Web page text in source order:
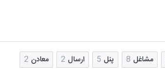
مشاغل 8 پنل 5 ارسال 2 معادن 2